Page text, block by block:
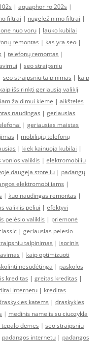
| aquaphor ro 202s |
filtrai | nugeležinimo filtrai |
nuo voru | lauko kubilai
remontas | kas yra seo |
| telefonų remontas |
| seo straipsniu
seo straipsniu talpinimas | kaip
kaip išsirinkti geriausią valiklį
žaidimui kieme | aikštelės
naudingas | geriausias
| geriausias maistas
| mobiliųjų telefonų
| kiek kainuoja kubilai |
vonios valiklis | elektromobiliu
daugeja stoteliu | padangų
elektromobiliams |
| kuo naudingas remontas |
valiklis peliui | efektyvi
pelėsio valiklis | priemonė
| geriausias pelesio
talpinimas | isorinis
| kaip optimizuoti
nesudėtinga | paskolos
kreditas | greitas kreditas |
internetu | kreditas
katems | draskykles
| medinis namelis su ciuozykla
tepalo demes | seo straipsniu
padangos internetu | padangos